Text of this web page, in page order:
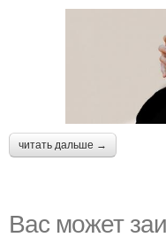
читать дальше →
Вас может